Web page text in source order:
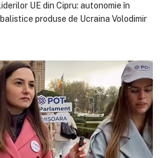
UE din Cipru: autonomie în
produse de Ucraina Volodimir